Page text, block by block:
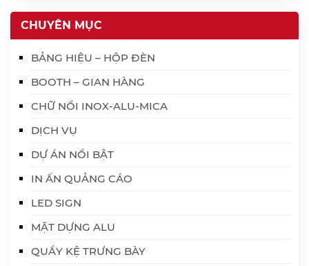
CHUYÊN MỤC
BẢNG HIỆU – HỘP ĐÈN
BOOTH – GIAN HÀNG
CHỮ NỔI INOX-ALU-MICA
DỊCH VỤ
DỰ ÁN NỔI BẬT
IN ẤN QUẢNG CÁO
LED SIGN
MẶT DỰNG ALU
QUẦY KỆ TRƯNG BÀY